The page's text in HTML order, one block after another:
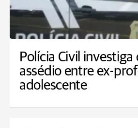
Polícia Civil investiga
assédio entre ex-
adolescente